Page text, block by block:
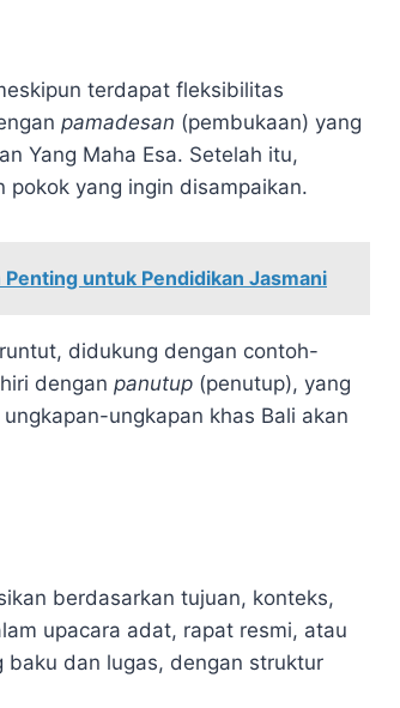
terdapat fleksibilitas
pamadesan (pembukaan) yang
Yang Maha Esa. Setelah itu,
yang ingin disampaikan.
Penting untuk Pendidikan Jasmani
didukung dengan contoh-
dengan panutup (penutup), yang
ungkapan khas Bali akan
berdasarkan tujuan, konteks,
upacara adat, rapat resmi, atau
baku dan lugas, dengan struktur